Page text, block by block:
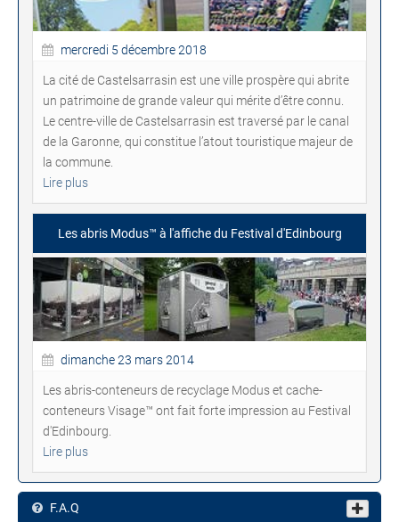
mercredi 5 décembre 2018
La cité de Castelsarrasin est une ville prospère qui abrite
un patrimoine de grande valeur qui mérite d’être connu.
Le centre-ville de Castelsarrasin est traversé par le canal
de la Garonne, qui constitue l’atout touristique majeur de
la commune.
Lire plus
Les abris Modus™ à l'affiche du Festival d'Edinbourg
dimanche 23 mars 2014
Les abris-conteneurs de recyclage Modus et cache-
conteneurs Visage™ ont fait forte impression au Festival
d'Edinbourg.
Lire plus
F.A.Q